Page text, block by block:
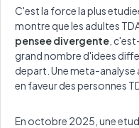
C'est la force la plus
montre que les adultes
pensee divergente ,
grand nombre d'idees
depart. Une meta-analyse
en faveur des personnes
En octobre 2025, une